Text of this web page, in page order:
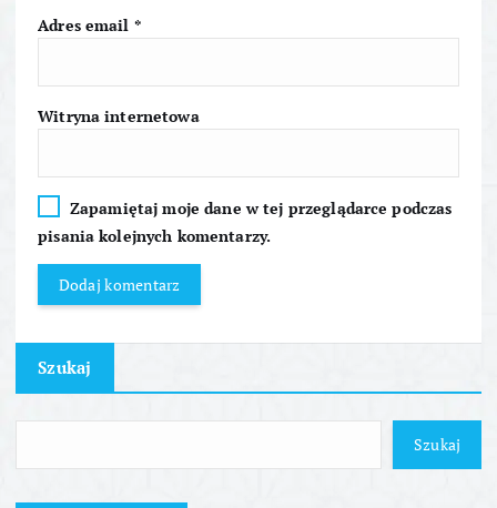
s
u
Adres email *
Witryna internetowa
Zapamiętaj moje dane w tej przeglądarce podczas
pisania kolejnych komentarzy.
Szukaj
Szukaj